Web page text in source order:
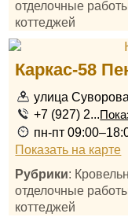
отделочные
коттеджей
Каркас-58
улица
+7 (927) 2...
пн-пт
Показать на карте
Рубрики:
отделочные
коттеджей